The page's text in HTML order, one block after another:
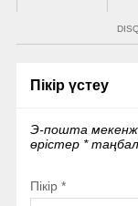
Пікір үстеу
Э-пошта
өрістер *
Пікір *